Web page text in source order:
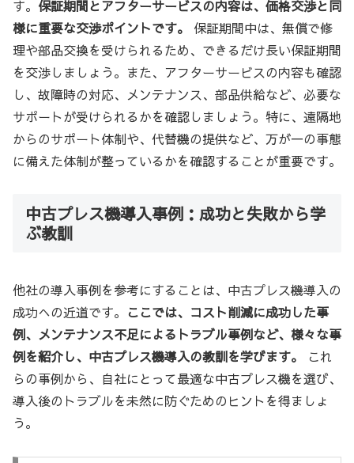
す。 保証期間とアフターサービスの内容は、価格交渉と同
様に重要な交渉ポイントです。
保証期間中は、無償で修
理や部品交換を受けられるため、できるだけ長い保証期間
を交渉しましょう。また、アフターサービスの内容も確認
し、故障時の対応、メンテナンス、部品供給など、必要な
サポートが受けられるかを確認しましょう。特に、遠隔地
からのサポート体制や、代替機の提供など、万が一の事態
に備えた体制が整っているかを確認することが重要です。
中古プレス機導入事例：成功と失敗から学
ぶ教訓
他社の導入事例を参考にすることは、中古プレス機導入の
成功への近道です。 ここでは、コスト削減に成功した事
例、メンテナンス不足によるトラブル事例など、様々な事
例を紹介し、中古プレス機導入の教訓を学びます。
これ
らの事例から、自社にとって最適な中古プレス機を選び、
導入後のトラブルを未然に防ぐためのヒントを得ましょ
う。